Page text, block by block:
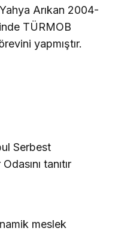
Yahya Arıkan 2004-
TÜRMOB
yapmıştır.
Serbest
tanıtır
meslek